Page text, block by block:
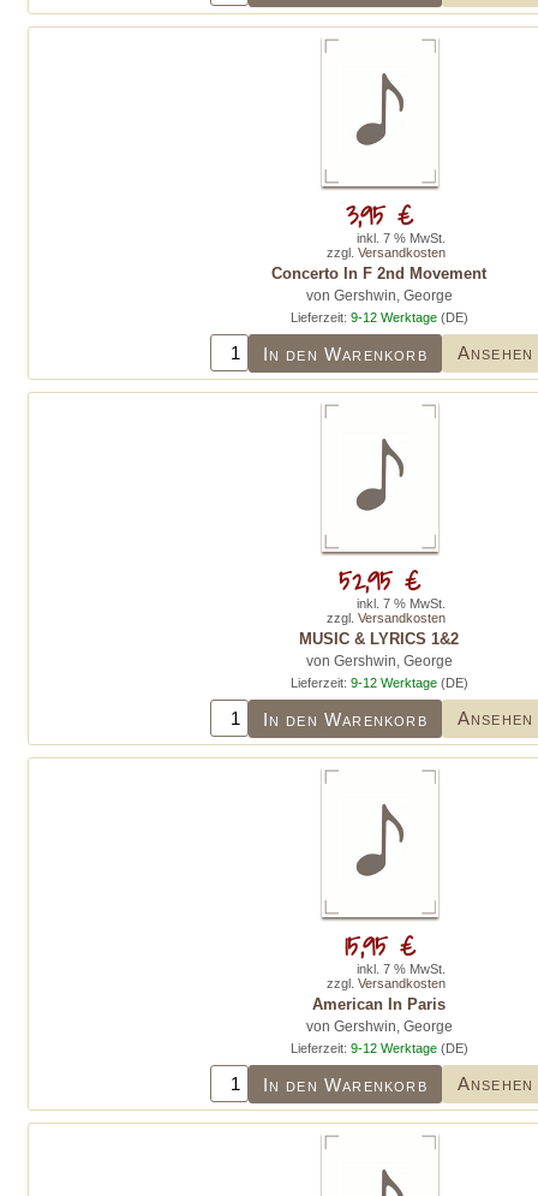
Concerto In F 2nd Movement
von Gershwin, George
Lieferzeit: 9-12 Werktage(DE)
In den Warenkorb Ansehen
3,95 €
inkl. 7 % MwSt.
zzgl. Versandkosten
MUSIC & LYRICS 1&2
von Gershwin, George
Lieferzeit: 9-12 Werktage(DE)
In den Warenkorb Ansehen
52,95 €
inkl. 7 % MwSt.
zzgl. Versandkosten
American In Paris
von Gershwin, George
Lieferzeit: 9-12 Werktage(DE)
In den Warenkorb Ansehen
15,95 €
inkl. 7 % MwSt.
zzgl. Versandkosten